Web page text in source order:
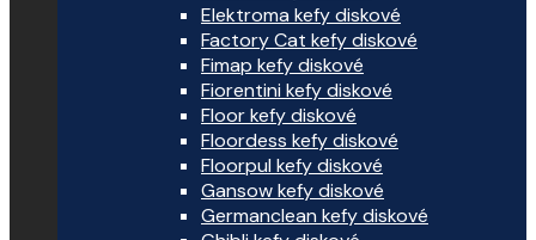
Elektroma kefy diskové
Factory Cat kefy diskové
Fimap kefy diskové
Fiorentini kefy diskové
Floor kefy diskové
Floordess kefy diskové
Floorpul kefy diskové
Gansow kefy diskové
Germanclean kefy diskové